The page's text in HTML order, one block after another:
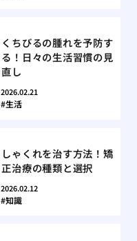
くちびるの腫れを予防す
る！日々の生活習慣の見
直し
2026.02.21
生活
しゃくれを治す方法！矯
正治療の種類と選択
2026.02.12
知識